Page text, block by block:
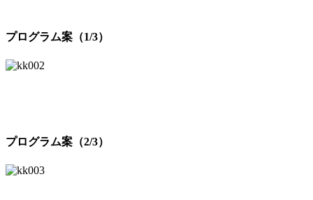
プログラム案（1/3）
プログラム案（2/3）